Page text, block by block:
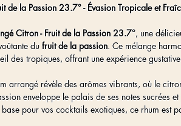
de la Passion 23.7° - Évasion Tropicale et
Citron - Fruit de la Passion 23.7°, une
du fruit de la passion. Ce mélange
des tropiques, offrant une expérience
arrangé révèle des arômes vibrants, où le
enveloppe le palais de ses notes sucrées
pour vos cocktails exotiques, ce rhum est